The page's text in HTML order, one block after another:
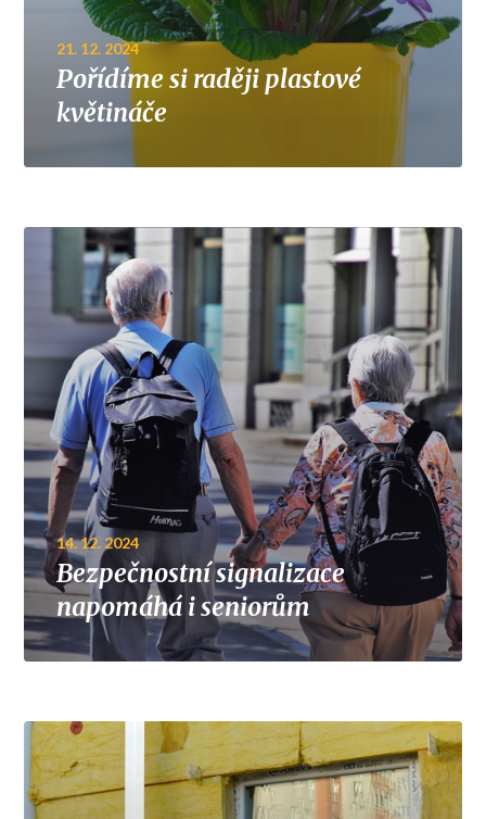
21. 12. 2024
Pořídíme si raději plastové
květináče
14. 12. 2024
Bezpečnostní signalizace
napomáhá i seniorům